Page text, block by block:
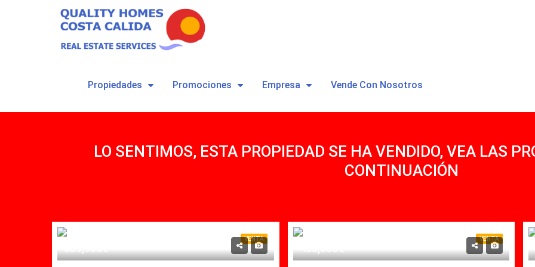
Propiedades Promociones Empresa Vende Con Nosotros
LO SENTIMOS, ESTA PROPIEDAD SE HA VENDIDO, VEA LAS
CONTINUACIÓN
VENTA VENTA